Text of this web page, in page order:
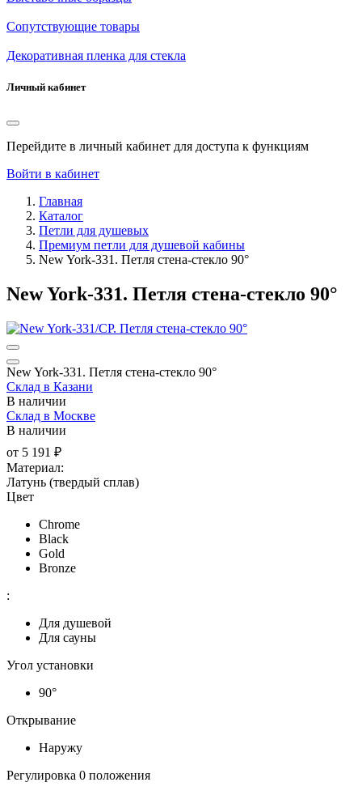
Сопутствующие товары
Декоративная пленка для стекла
Личный кабинет
Перейдите в личный кабинет для доступа к функциям
Войти в кабинет
Главная
Каталог
Петли для душевых
Премиум петли для душевой кабины
New York-331. Петля стена-стекло 90°
New York-331. Петля стена-стекло 90°
New York-331. Петля стена-стекло 90°
Склад в Казани
В наличии
Склад в Москве
В наличии
от 5 191 ₽
Материал:
Латунь (твердый сплав)
Цвет
Chrome
Black
Gold
Bronze
:
Для душевой
Для сауны
Угол установки
90°
Открывание
Наружу
Регулировка 0 положения